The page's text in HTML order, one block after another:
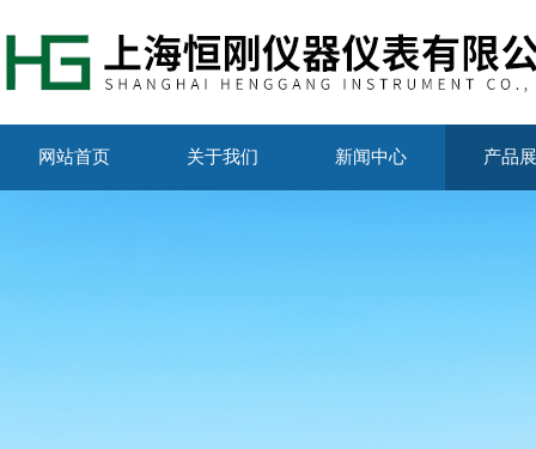
网站首页 关于我们 新闻中心 产品